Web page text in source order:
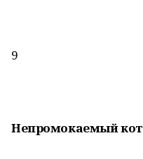
9
Непромокаемый кот